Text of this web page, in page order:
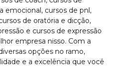
emocional, cursos de pnl,
de oratória e dicção,
e cursos de expressão
empresa nisso. Com a
opções no ramo,
e a excelência que você